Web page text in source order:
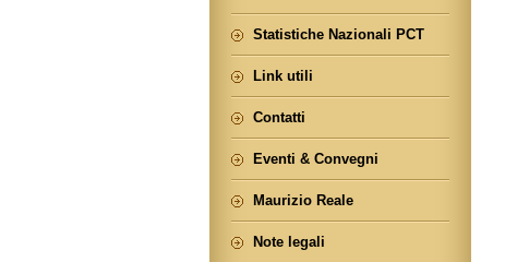
Statistiche Nazionali PCT
Link utili
Contatti
Eventi & Convegni
Maurizio Reale
Note legali